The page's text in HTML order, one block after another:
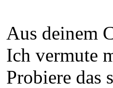
Aus deinem
Ich vermute
Probiere das